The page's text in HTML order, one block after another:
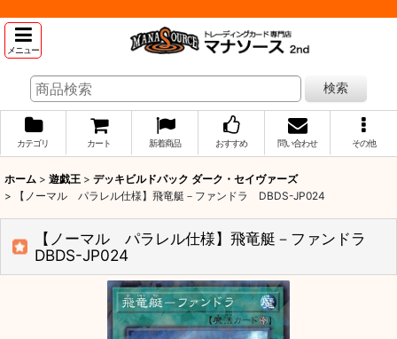
メニュー
検索
カテゴリ カート 新着商品 おすすめ 問い合わせ その他
ホーム > 遊戯王 > デッキビルドパック ダーク・セイヴァーズ
>
【ノーマル パラレル仕様】飛竜艇－ファンドラ DBDS-JP024
【ノーマル パラレル仕様】飛竜艇－ファンドラ
DBDS-JP024